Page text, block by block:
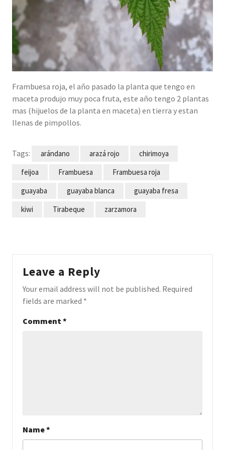
Frambuesa roja, el año pasado la planta que tengo en
maceta produjo muy poca fruta, este año tengo 2 plantas
mas (hijuelos de la planta en maceta) en tierra y estan
llenas de pimpollos.
Tags: arándano arazá rojo
chirimoya
feijoa
Frambuesa
Frambuesa roja
guayaba
guayaba blanca
guayaba fresa
kiwi
Tirabeque zarzamora
Leave a Reply
Your email address will not be published. Required
fields are marked *
Comment *
Name*